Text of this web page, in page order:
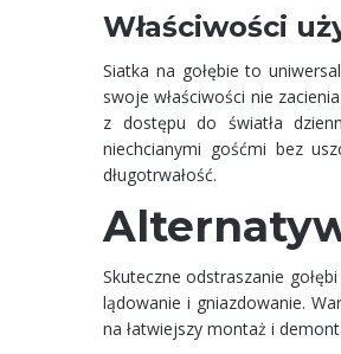
Właściwości
Siatka na gołębie to
swoje właściwości nie
z dostępu do światła
niechcianymi gośćmi bez
długotrwałość.
Skuteczne odstraszanie
lądowanie i gniazdowanie.
na łatwiejszy montaż i